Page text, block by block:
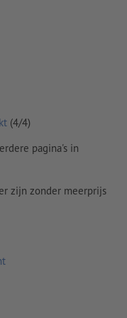
v3) voor gestreken
gecontroleerd
afgedrukt
(4/4)
pagina's in
zijn zonder meerprijs